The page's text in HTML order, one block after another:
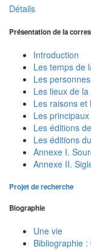
Détails
Présentation de la
Introduction
Les temps de
Les
Les lieux de
Les raisons et
Les
Les éditions
Les éditions
Annexe I.
Annexe II.
Projet de recherche
Biographie
Une vie
Bibliographie